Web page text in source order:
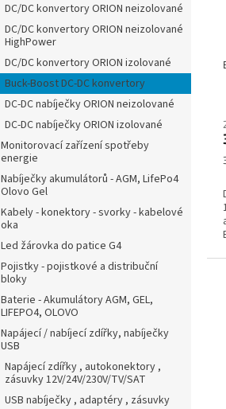
DC/DC konvertory ORION neizolované
DC/DC konvertory ORION neizolované
HighPower
DC/DC konvertory ORION izolované
Buck-Boost DC-DC konvertory
DC-DC nabíječky ORION neizolované
DC-DC nabíječky ORION izolované
Monitorovací zařízení spotřeby
energie
Nabíječky akumulátorů - AGM, LifePo4
Olovo Gel
Kabely - konektory - svorky - kabelové
oka
Led žárovka do patice G4
Pojistky - pojistkové a distribuční
bloky
Baterie - Akumulátory AGM, GEL,
LIFEPO4, OLOVO
Napájecí / nabíjecí zdířky, nabíječky
USB
Napájecí zdířky , autokonektory ,
zásuvky 12V/24V/230V/TV/SAT
USB nabíječky , adaptéry , zásuvky